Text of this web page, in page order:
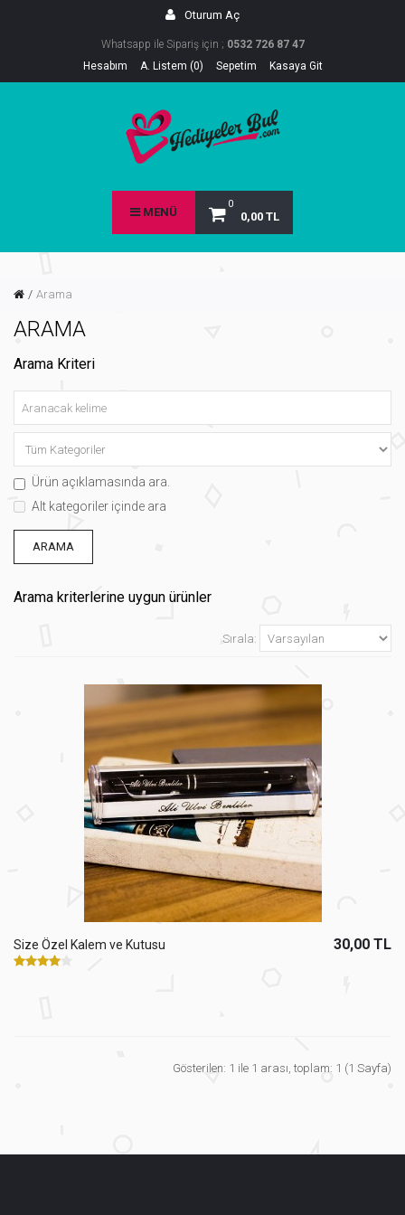
Oturum Aç
Whatsapp ile Sipariş için ; 0532 726 87 47
Hesabım
A. Listem (0) Sepetim Kasaya Git
0
0,00 TL
MENÜ
Arama
ARAMA
Arama Kriteri
Ürün açıklamasında ara.
Alt kategoriler içinde ara
Arama kriterlerine uygun ürünler
Sırala:
Size Özel Kalem ve Kutusu 30,00 TL
Gösterilen: 1 ile 1 arası, toplam: 1 (1 Sayfa)